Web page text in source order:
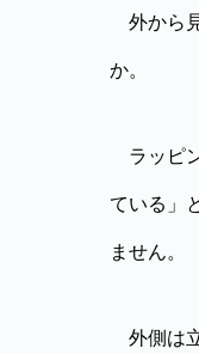
外から
か。
ラッピ
ている」
ません。
外側は